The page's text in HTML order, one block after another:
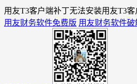
用友T3客户端补丁无法安装用友T3客
用友财务软件免费版 用友财务软件破